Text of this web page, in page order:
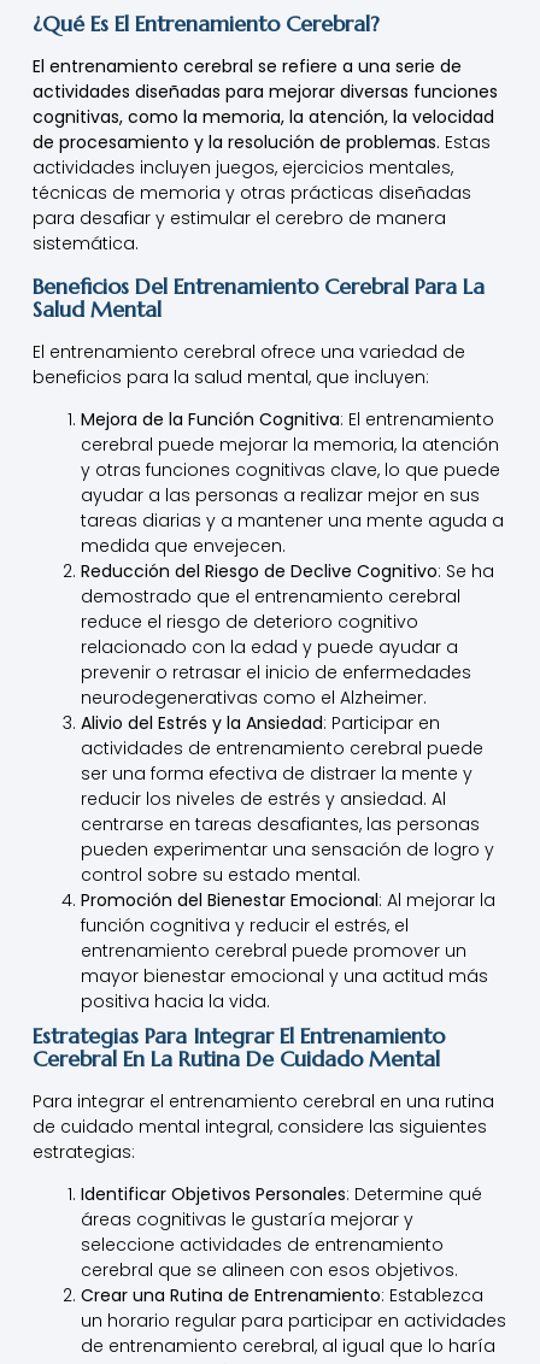
¿Qué Es El Entrenamiento Cerebral?
El entrenamiento cerebral se refiere a una serie de
actividades diseñadas para mejorar diversas funciones
cognitivas, como la memoria, la atención, la velocidad
de procesamiento y la resolución de problemas. Estas
actividades incluyen juegos, ejercicios mentales,
técnicas de memoria y otras prácticas diseñadas
para desafiar y estimular el cerebro de manera
sistemática.
Beneficios Del Entrenamiento Cerebral Para La
Salud Mental
El entrenamiento cerebral ofrece una variedad de
beneficios para la salud mental, que incluyen:
Mejora de la Función Cognitiva: El entrenamiento
cerebral puede mejorar la memoria, la atención
y otras funciones cognitivas clave, lo que puede
ayudar a las personas a realizar mejor en sus
tareas diarias y a mantener una mente aguda a
medida que envejecen.
Reducción del Riesgo de Declive Cognitivo: Se ha
demostrado que el entrenamiento cerebral
reduce el riesgo de deterioro cognitivo
relacionado con la edad y puede ayudar a
prevenir o retrasar el inicio de enfermedades
neurodegenerativas como el Alzheimer.
Alivio del Estrés y la Ansiedad: Participar en
actividades de entrenamiento cerebral puede
ser una forma efectiva de distraer la mente y
reducir los niveles de estrés y ansiedad. Al
centrarse en tareas desafiantes, las personas
pueden experimentar una sensación de logro y
control sobre su estado mental.
Promoción del Bienestar Emocional: Al mejorar la
función cognitiva y reducir el estrés, el
entrenamiento cerebral puede promover un
mayor bienestar emocional y una actitud más
positiva hacia la vida.
Estrategias Para Integrar El Entrenamiento
Cerebral En La Rutina De Cuidado Mental
Para integrar el entrenamiento cerebral en una rutina
de cuidado mental integral, considere las siguientes
estrategias:
Identificar Objetivos Personales: Determine qué
áreas cognitivas le gustaría mejorar y
seleccione actividades de entrenamiento
cerebral que se alineen con esos objetivos.
Crear una Rutina de Entrenamiento: Establezca
un horario regular para participar en actividades
de entrenamiento cerebral, al igual que lo haría